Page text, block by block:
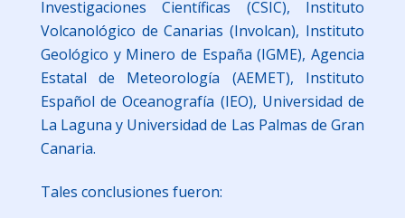
Investigaciones Científicas (CSIC), Instituto
Volcanológico de Canarias (Involcan), Instituto
Geológico y Minero de España (IGME), Agencia
Estatal de Meteorología (AEMET), Instituto
Español de Oceanografía (IEO), Universidad de
La Laguna y Universidad de Las Palmas de Gran
Canaria.
Tales conclusiones fueron: